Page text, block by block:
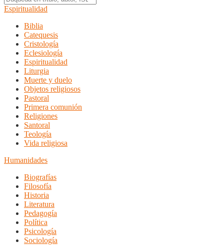
Espiritualidad
Biblia
Catequesis
Cristología
Eclesiología
Espiritualidad
Liturgia
Muerte y duelo
Objetos religiosos
Pastoral
Primera comunión
Religiones
Santoral
Teología
Vida religiosa
Humanidades
Biografías
Filosofía
Historia
Literatura
Pedagogía
Política
Psicología
Sociología